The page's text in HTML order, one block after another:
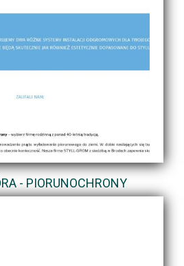
- PIORUNOCHRONY